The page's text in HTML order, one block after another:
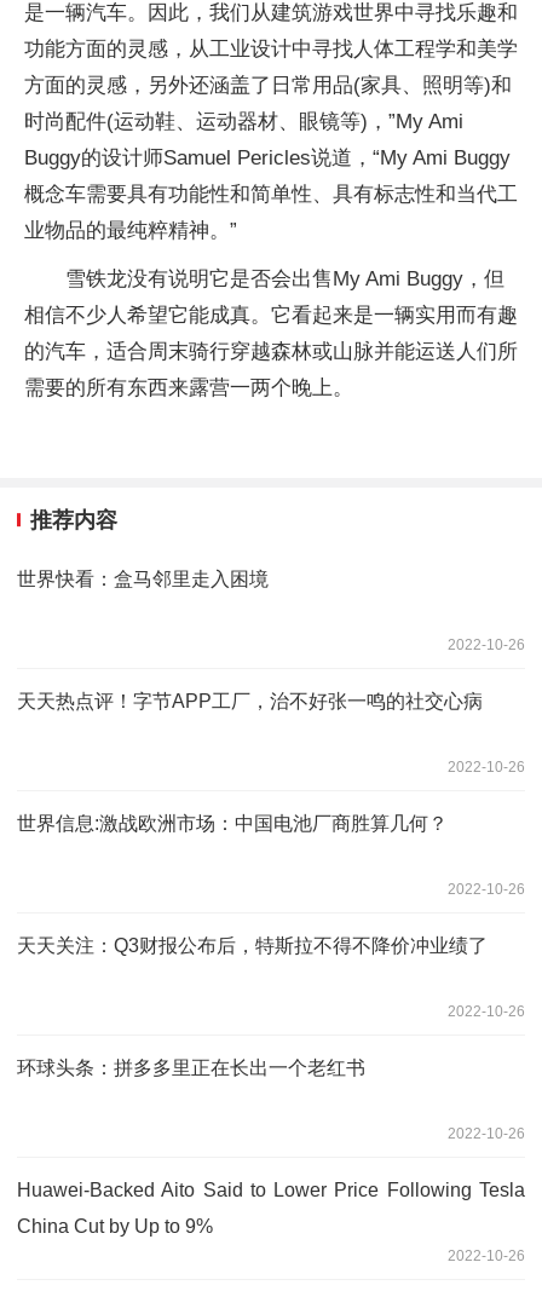
是一辆汽车。因此，我们从建筑游戏世界中寻找乐趣和
功能方面的灵感，从工业设计中寻找人体工程学和美学
方面的灵感，另外还涵盖了日常用品(家具、照明等)和
时尚配件(运动鞋、运动器材、眼镜等)，”My Ami
Buggy的设计师Samuel Pericles说道，“My Ami Buggy
概念车需要具有功能性和简单性、具有标志性和当代工
业物品的最纯粹精神。”
雪铁龙没有说明它是否会出售My Ami Buggy，但
相信不少人希望它能成真。它看起来是一辆实用而有趣
的汽车，适合周末骑行穿越森林或山脉并能运送人们所
需要的所有东西来露营一两个晚上。
推荐内容
世界快看：盒马邻里走入困境
2022-10-26
天天热点评！字节APP工厂，治不好张一鸣的社交心病
2022-10-26
世界信息:激战欧洲市场：中国电池厂商胜算几何？
2022-10-26
天天关注：Q3财报公布后，特斯拉不得不降价冲业绩了
2022-10-26
环球头条：拼多多里正在长出一个老红书
2022-10-26
Huawei-Backed Aito Said to Lower Price Following Tesla
China Cut by Up to 9%
2022-10-26